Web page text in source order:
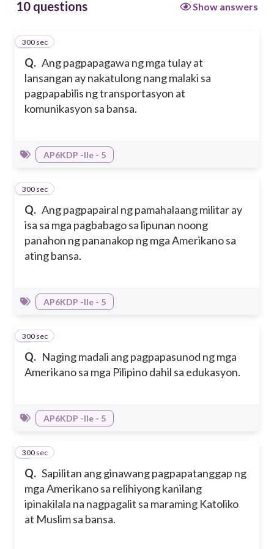
10 questions Show answers
Q. Ang pagpapagawa ng mga tulay at
lansangan ay nakatulong nang malaki sa
pagpapabilis ng transportasyon at
komunikasyon sa bansa.
1
300 sec
AP6KDP -IIe - 5
Q. Ang pagpapairal ng pamahalaang militar ay
isa sa mga pagbabago sa lipunan noong
panahon ng pananakop ng mga Amerikano sa
ating bansa.
2
300 sec
AP6KDP -IIe - 5
Q. Naging madali ang pagpapasunod ng mga
Amerikano sa mga Pilipino dahil sa edukasyon.
3
300 sec
AP6KDP -IIe - 5
Q. Sapilitan ang ginawang pagpapatanggap ng
mga Amerikano sa relihiyong kanilang
ipinakilala na nagpagalit sa maraming Katoliko
at Muslim sa bansa.
4
300 sec